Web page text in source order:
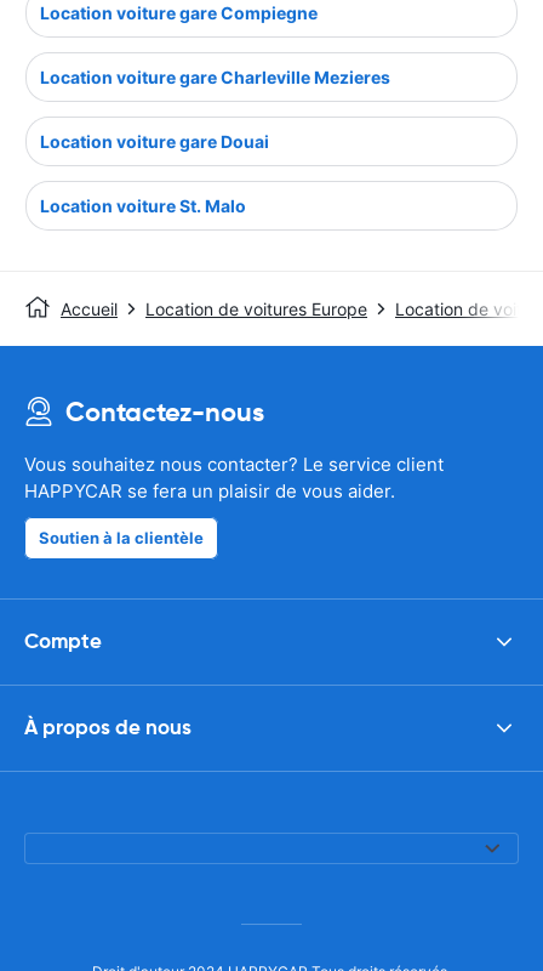
Location voiture gare Compiegne
Location voiture gare Charleville Mezieres
Location voiture gare Douai
Location voiture St. Malo
Accueil Location de voitures Europe Location de
Contactez-nous
Vous souhaitez nous contacter? Le service client
HAPPYCAR se fera un plaisir de vous aider.
Soutien à la clientèle
Compte
À propos de nous